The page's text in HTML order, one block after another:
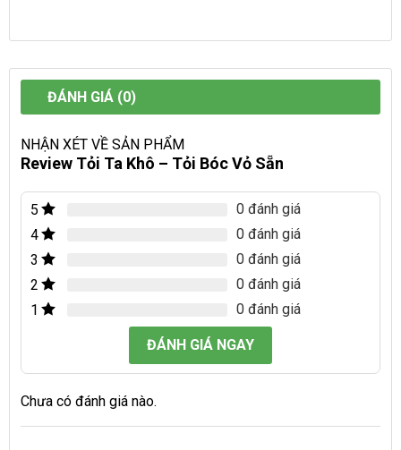
ĐÁNH GIÁ (0)
NHẬN XÉT VỀ SẢN PHẨM
Review Tỏi Ta Khô – Tỏi Bóc Vỏ Sẵn
5
0 đánh giá
4
0 đánh giá
3
0 đánh giá
2
0 đánh giá
1
0 đánh giá
ĐÁNH GIÁ NGAY
Chưa có đánh giá nào.